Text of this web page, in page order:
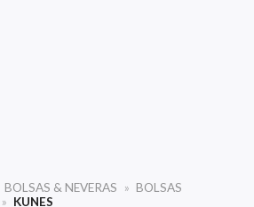
BOLSAS & NEVERAS » BOLSAS
» KUNES